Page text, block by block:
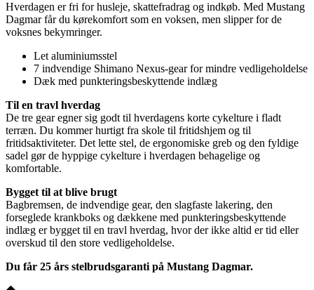
Hverdagen er fri for husleje, skattefradrag og indkøb. Med Mustang
Dagmar får du kørekomfort som en voksen, men slipper for de
voksnes bekymringer.
Let aluminiumsstel
7 indvendige Shimano Nexus-gear for mindre vedligeholdelse
Dæk med punkteringsbeskyttende indlæg
Til en travl hverdag
De tre gear egner sig godt til hverdagens korte cykelture i fladt
terræn. Du kommer hurtigt fra skole til fritidshjem og til
fritidsaktiviteter. Det lette stel, de ergonomiske greb og den fyldige
sadel gør de hyppige cykelture i hverdagen behagelige og
komfortable.
Bygget til at blive brugt
Bagbremsen, de indvendige gear, den slagfaste lakering, den
forseglede krankboks og dækkene med punkteringsbeskyttende
indlæg er bygget til en travl hverdag, hvor der ikke altid er tid eller
overskud til den store vedligeholdelse.
Du får 25 års stelbrudsgaranti på Mustang Dagmar.